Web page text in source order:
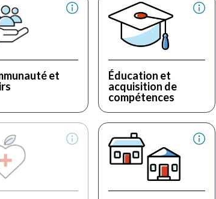
et
Éducation et
acquisition de
compétences